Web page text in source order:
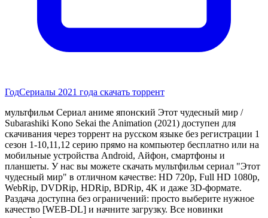
ГодСериалы 2021 года скачать торрент
мультфильм Сериал аниме японский Этот чудесный мир /
Subarashiki Kono Sekai the Animation (2021) доступен для
скачивания через торрент на русском языке без регистрации 1
сезон 1-10,11,12 серию прямо на компьютер бесплатно или на
мобильные устройства Android, Айфон, смартфоны и
планшеты. У нас вы можете скачать мультфильм сериал "Этот
чудесный мир" в отличном качестве: HD 720p, Full HD 1080p,
WebRip, DVDRip, HDRip, BDRip, 4K и даже 3D-формате.
Раздача доступна без ограничений: просто выберите нужное
качество [WEB-DL] и начните загрузку. Все новинки